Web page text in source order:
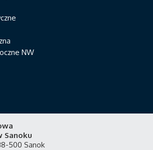
NW
Sanoku
500 Sanok